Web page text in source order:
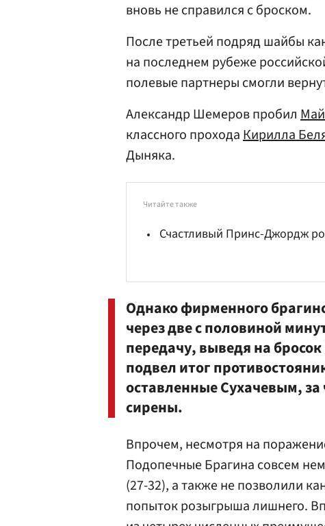
вновь не справился с броском.
После третьей подряд шайбы
на последнем рубеже
полевые партнеры смогли
Александр Шемеров пробил
классного проходаКирилла
Дыняка.
Читайте также
Счастливый Принс-Джордж
Однако фирменного
через две с половиной
передачу, выведя на бросок
подвел итог
оставленныеСухачевым,
сирены.
Впрочем, несмотря на
Подопечные Брагина совсем
(27-32), а также не позволили
попыток розыгрыша лишнего.